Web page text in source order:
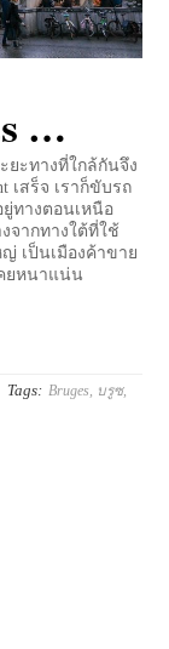
…
ยะทางที่ใกล้กันจึง
เสร็จ เราก็ขับรถ
ยู่ทางตอนเหนือ
จากทางใต้ที่ใช้
ญ่ เป็นเมืองค้าขาย
ยหนาแน่น
Tags: Bruges, บรูซ,